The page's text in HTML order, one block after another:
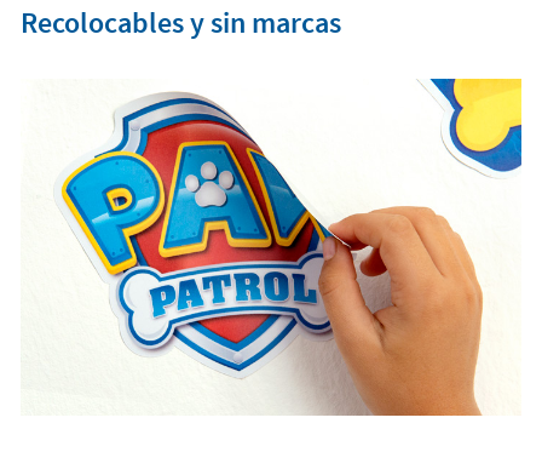
Recolocables y sin marcas